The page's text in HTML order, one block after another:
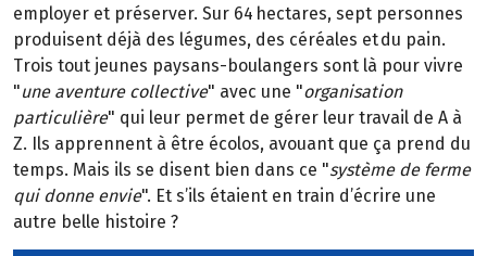
employer et préserver. Sur 64 hectares, sept personnes
produisent déjà des légumes, des céréales et du pain.
Trois tout jeunes paysans-boulangers sont là pour vivre
"une aventure collective" avec une "organisation
particulière" qui leur permet de gérer leur travail de A à
Z. Ils apprennent à être écolos, avouant que ça prend du
temps. Mais ils se disent bien dans ce "système de ferme
qui donne envie". Et s’ils étaient en train d’écrire une
autre belle histoire ?